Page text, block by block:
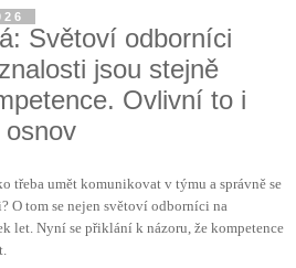
Světoví odborníci
jsou stejně
Ovlivní to i
třeba umět komunikovat v týmu a správně se
O tom se nejen světoví odborníci na
let. Nyní se přiklání k názoru, že kompetence